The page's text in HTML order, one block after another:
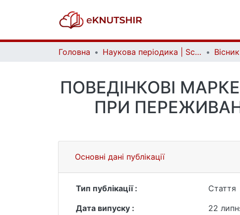
Головна Наукова періодика | Scientific periodicals
ПОВЕДІНКОВІ
ПРИ
Основні дані публікації
Тип публікації :
Стаття
Дата випуску :
22